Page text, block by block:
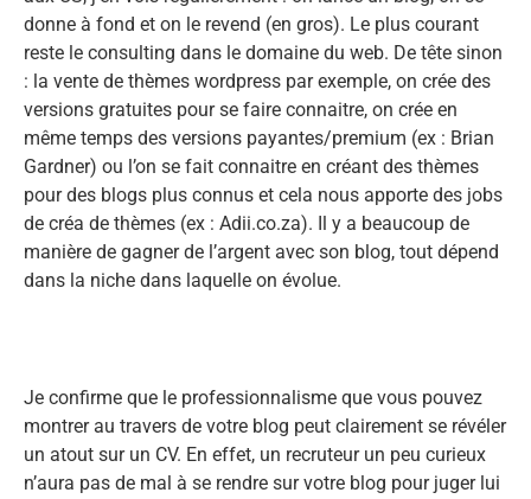
donne à fond et on le revend (en gros). Le plus courant
reste le consulting dans le domaine du web. De tête sinon
: la vente de thèmes wordpress par exemple, on crée des
versions gratuites pour se faire connaitre, on crée en
même temps des versions payantes/premium (ex : Brian
Gardner) ou l’on se fait connaitre en créant des thèmes
pour des blogs plus connus et cela nous apporte des jobs
de créa de thèmes (ex : Adii.co.za). Il y a beaucoup de
manière de gagner de l’argent avec son blog, tout dépend
dans la niche dans laquelle on évolue.
Je confirme que le professionnalisme que vous pouvez
montrer au travers de votre blog peut clairement se révéler
un atout sur un CV. En effet, un recruteur un peu curieux
n’aura pas de mal à se rendre sur votre blog pour juger lui